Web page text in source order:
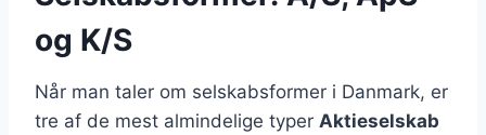
og K/S
Når man taler om selskabsformer i Danmark, er
tre af de mest almindelige typer Aktieselskab